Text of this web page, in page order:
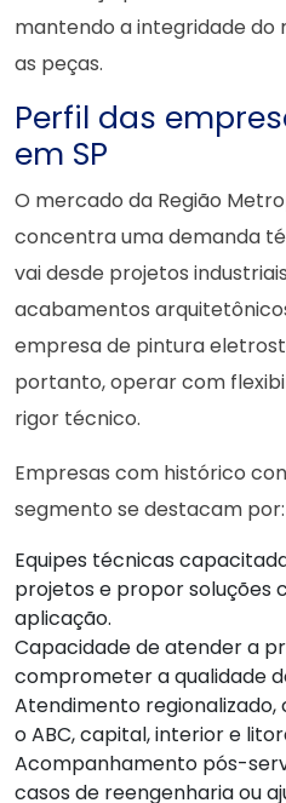
mantendo a integridade
as peças.
Perfil das
em SP
O mercado da Região
concentra uma demanda
vai desde projetos
acabamentos
empresa de pintura
portanto, operar com
rigor técnico.
Empresas com histórico
segmento se destacam por:
Equipes técnicas
projetos e propor soluções
aplicação.
Capacidade de atender a
comprometer a qualidade
Atendimento
o ABC, capital, interior e
Acompanhamento pós-
casos de reengenharia ou